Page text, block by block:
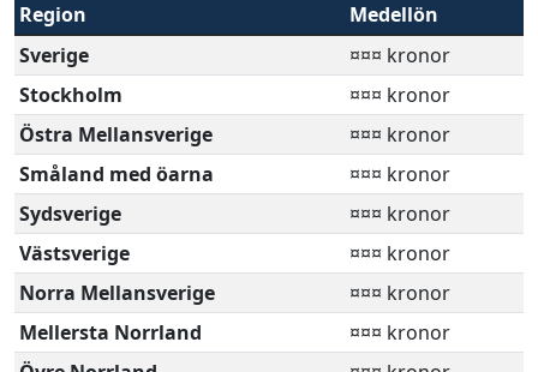
Region
Medellön
Sverige
¤¤¤ kronor
Stockholm
¤¤¤ kronor
Östra Mellansverige
¤¤¤ kronor
Småland med öarna
¤¤¤ kronor
Sydsverige
¤¤¤ kronor
Västsverige
¤¤¤ kronor
Norra Mellansverige
¤¤¤ kronor
Mellersta Norrland
¤¤¤ kronor